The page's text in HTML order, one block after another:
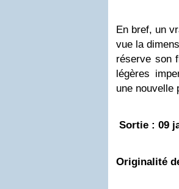
En bref, un
vue la
réserve son
légères
une nouvelle
Sortie : 09
Originalité